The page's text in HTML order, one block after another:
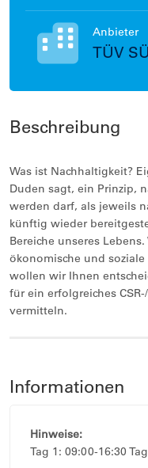
Anbieter
TÜV
Beschreibung
Was ist Nachhaltigkeit?
Duden sagt, ein Prinzip,
werden darf, als jeweils
künftig wieder
Bereiche unseres
ökonomische und
wollen wir Ihnen
für ein erfolgreiches
vermitteln.
Informationen
Hinweise:
Tag 1: 09:00-16:30